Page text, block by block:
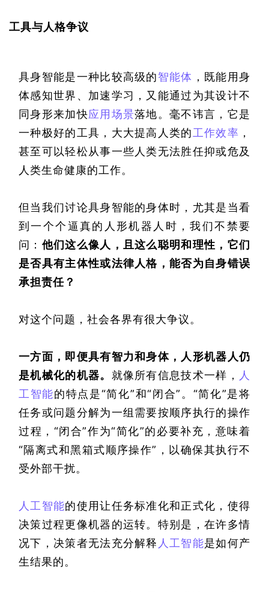
工具与人格争议
具身智能是一种比较高级的智能体 ，既能用身
体感知世界、加速学习，又能通过为其设计不
同身形来加快应用场景落地。毫不讳言，它是
一种极好的工具，大大提高人类的工作效率 ，
甚至可以轻松从事一些人类无法胜任抑或危及
人类生命健康的工作。
但当我们讨论具身智能的身体时，尤其是当看
到一个个逼真的人形机器人时，我们不禁要
问： 他们这么像人，且这么聪明和理性，它们
是否具有主体性或法律人格，能否为自身错误
承担责任？
对这个问题，社会各界有很大争议。
一方面，即便具有智力和身体，人形机器人仍
是机械化的机器。 就像所有信息技术一样， 人
工智能的特点是“简化”和“闭合”。“简化”是将
任务或问题分解为一组需要按顺序执行的操作
过程，“闭合”作为“简化”的必要补充，意味着
“隔离式和黑箱式顺序操作”，以确保其执行不
受外部干扰。
人工智能的使用让任务标准化和正式化，使得
决策过程更像机器的运转。特别是，在许多情
况下，决策者无法充分解释 人工智能是如何产
生结果的。